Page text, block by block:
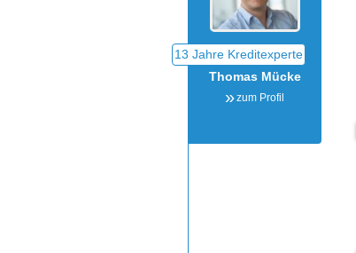
Thomas Mücke
zum Profil